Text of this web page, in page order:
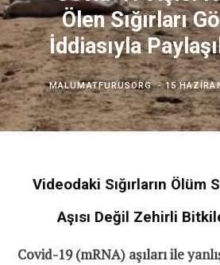
Ölen Sığırları
İddiasıyla
MALUMATFURUSORG 15
Videodaki Sığırların Ölüm
Aşısı Değil Zehirli
Covid-19 (mRNA) aşıları ile